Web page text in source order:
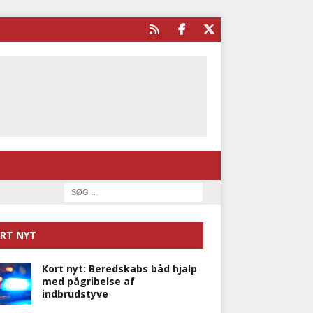
NYT
Kort nyt: Beredskabs båd hjalp
med pågribelse af
indbrudstyve